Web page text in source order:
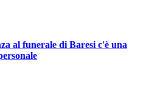
al funerale di Baresi c'è una